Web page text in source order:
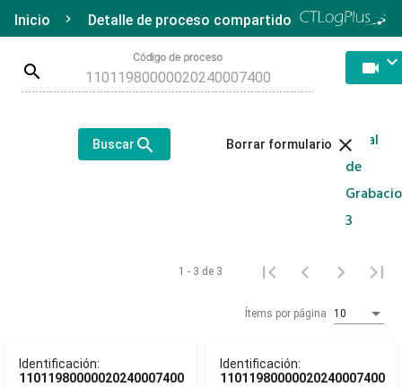
Inicio Detalle de proceso compartido
search
Código de proceso
videocam
Buscar search Borrar formulario closeTotal
de
3
Ítems por página 10
1 - 3 de 3
Identificación:
11011980000020240007400
Identificación:
11011980000020240007400